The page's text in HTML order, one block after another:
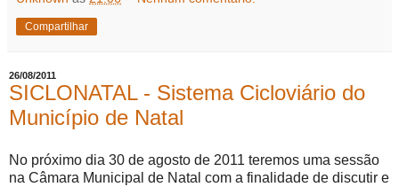
Compartilhar
26/08/2011
SICLONATAL - Sistema Cicloviário do
Município de Natal
No próximo dia 30 de agosto de 2011 teremos uma sessão
na Câmara Municipal de Natal com a finalidade de discutir e